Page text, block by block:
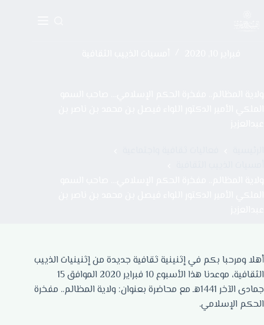
أهلا ومرحبا بكم في إثنينية ثقافية جديدة من إثنينيات الذييب
الثقافية، موعدنا هذا الأسبوع 10 فبراير 2020 الموافق 15
جمادى الآخر 1441هـ مع محاضرة بعنوان: ولاية المظالم.. مفخرة
الحكم الإسلامي.